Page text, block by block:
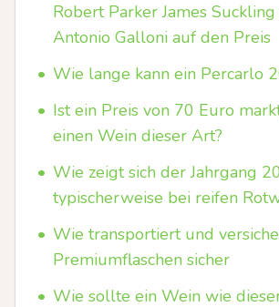
Robert Parker James
Antonio Galloni auf den Preis
• Wie lange kann ein Percarlo
• Ist ein Preis von 70 Euro
einen Wein dieser Art?
• Wie zeigt sich der Jahrgang
typischerweise bei reifen
• Wie transportiert und
Premiumflaschen sicher
• Wie sollte ein Wein wie